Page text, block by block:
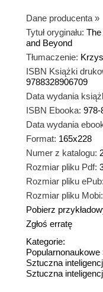
Dane producenta »
Tytuł oryginału:
and Beyond
Tłumaczenie:
ISBN Książki
9788328906709
Data wydania
ISBN Ebooka: 978-
Data wydania
Format: 165x228
Numer z katalogu:
Rozmiar pliku Pdf:
Rozmiar pliku ePub:
Rozmiar pliku Mobi:
Pobierz
Zgłoś erratę
Kategorie:
Popularnonaukowe
Sztuczna
Sztuczna